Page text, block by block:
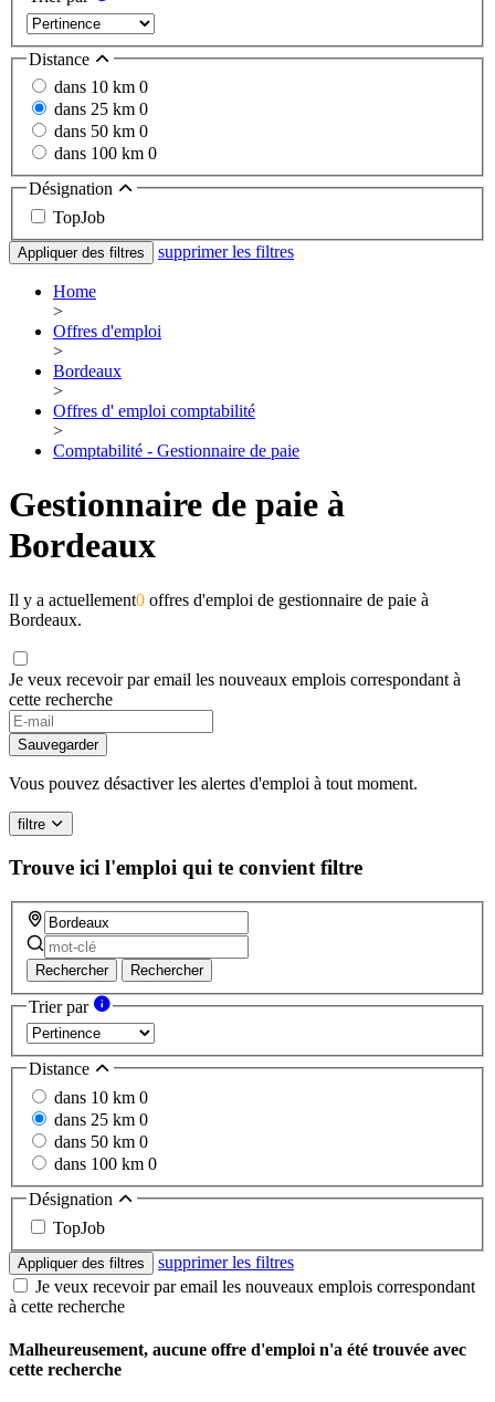
Distance
dans 10 km 0
dans 25 km 0
dans 50 km 0
dans 100 km 0
Désignation
TopJob
Appliquer des filtres supprimer les filtres
Home
>
Offres d'emploi
>
Bordeaux
>
Offres d' emploi comptabilité
>
Comptabilité - Gestionnaire de paie
Gestionnaire de paie à
Bordeaux
Il y a actuellement0 offres d'emploi de gestionnaire de paie à
Bordeaux.
Je veux recevoir par email les nouveaux emplois correspondant à
cette recherche
If
you
are
a
human,
ignore
this
field
Sauvegarder
Vous pouvez désactiver les alertes d'emploi à tout moment.
filtre
Trouve ici l'emploi qui te convient filtre
Rechercher Rechercher
Trier par
Distance
dans 10 km 0
dans 25 km 0
dans 50 km 0
dans 100 km 0
Désignation
TopJob
Appliquer des filtres
supprimer les filtres
Je veux recevoir par email les nouveaux emplois correspondant
à cette recherche
Malheureusement, aucune offre d'emploi n'a été trouvée avec
cette recherche